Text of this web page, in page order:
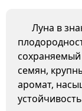
Луна в
семян,
аромат,